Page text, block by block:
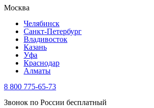
Москва
Челябинск
Санкт-Петербург
Владивосток
Казань
Уфа
Краснодар
Алматы
8 800 775-65-73
Звонок по России бесплатный